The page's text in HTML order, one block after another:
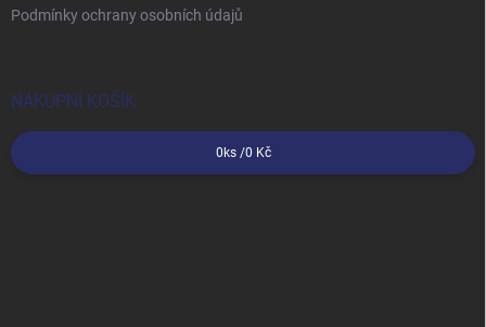
Podmínky ochrany osobních údajů
NÁKUPNÍ KOŠÍK
0ks /0 Kč